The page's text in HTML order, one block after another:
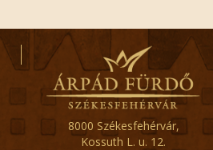
8000 Székesfehérvár,
Kossuth L. u. 12.